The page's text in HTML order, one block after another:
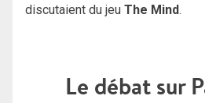
discutaient du jeu The Mind.
Le débat sur